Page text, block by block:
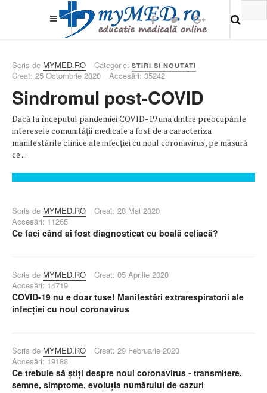
Scris de MYMED.RO Categorie: STIRI SI NOUTATI
Creat: 25 Octombrie 2020 Accesări: 35242
Sindromul post-COVID
Dacă la începutul pandemiei COVID-19 una dintre preocupările
interesele comunității medicale a fost de a caracteriza
manifestările clinice ale infecției cu noul coronavirus, pe măsură
ce ...
Scris de MYMED.RO
Creat: 28 Mai 2020
Accesări: 11265
Ce faci când ai fost diagnosticat cu boală celiacă?
Scris de MYMED.RO
Creat: 05 Aprilie 2020
Accesări: 14719
COVID-19 nu e doar tuse! Manifestări extrarespiratorii ale
infecției cu noul coronavirus
Scris de MYMED.RO
Creat: 29 Februarie 2020
Accesări: 19188
Ce trebuie să știți despre noul coronavirus - transmitere,
semne, simptome, evoluția numărului de cazuri